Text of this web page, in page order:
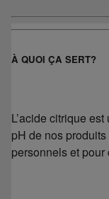
À QUOI ÇA SERT?
L’acide citrique
pH de nos
personnels et